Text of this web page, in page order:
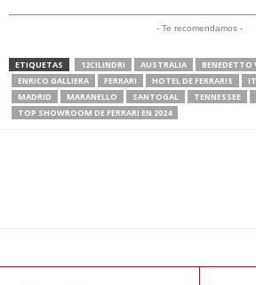
- Te recomendamos -
ETIQUETAS 12CILINDRI AUSTRALIA BENEDETTO
ENRICO GALLIERA
FERRARI HOTEL DE FERRARIS
MADRID
MARANELLO SANTOGAL TENNESSEE
TOP SHOWROOM DE FERRARI EN 2024